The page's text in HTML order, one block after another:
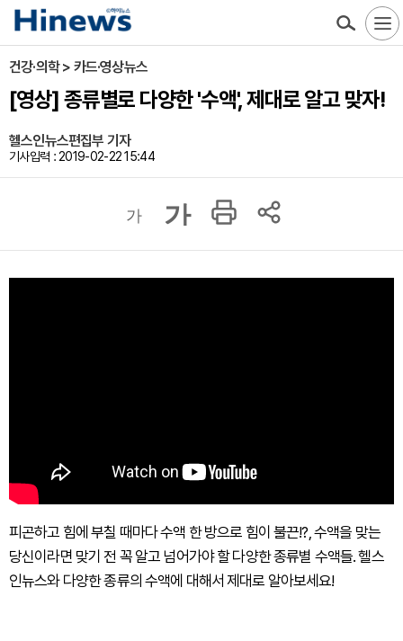
건강·의학 > 카드·영상뉴스
[영상] 종류별로 다양한 '수액', 제대로 알고 맞자!
헬스인뉴스편집부 기자
기사입력 : 2019-02-22 15:44
가 가
피곤하고 힘에 부칠 때마다 수액 한 방으로 힘이 불끈!?, 수액을 맞는
당신이라면 맞기 전 꼭 알고 넘어가야 할 다양한 종류별 수액들. 헬스
인뉴스와 다양한 종류의 수액에 대해서 제대로 알아보세요!